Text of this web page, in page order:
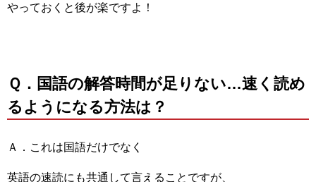
やっておくと後が楽ですよ！
Ｑ．国語の解答時間が足りない…速く読め
るようになる方法は？
Ａ．これは国語だけでなく
英語の速読にも共通して言えることですが、